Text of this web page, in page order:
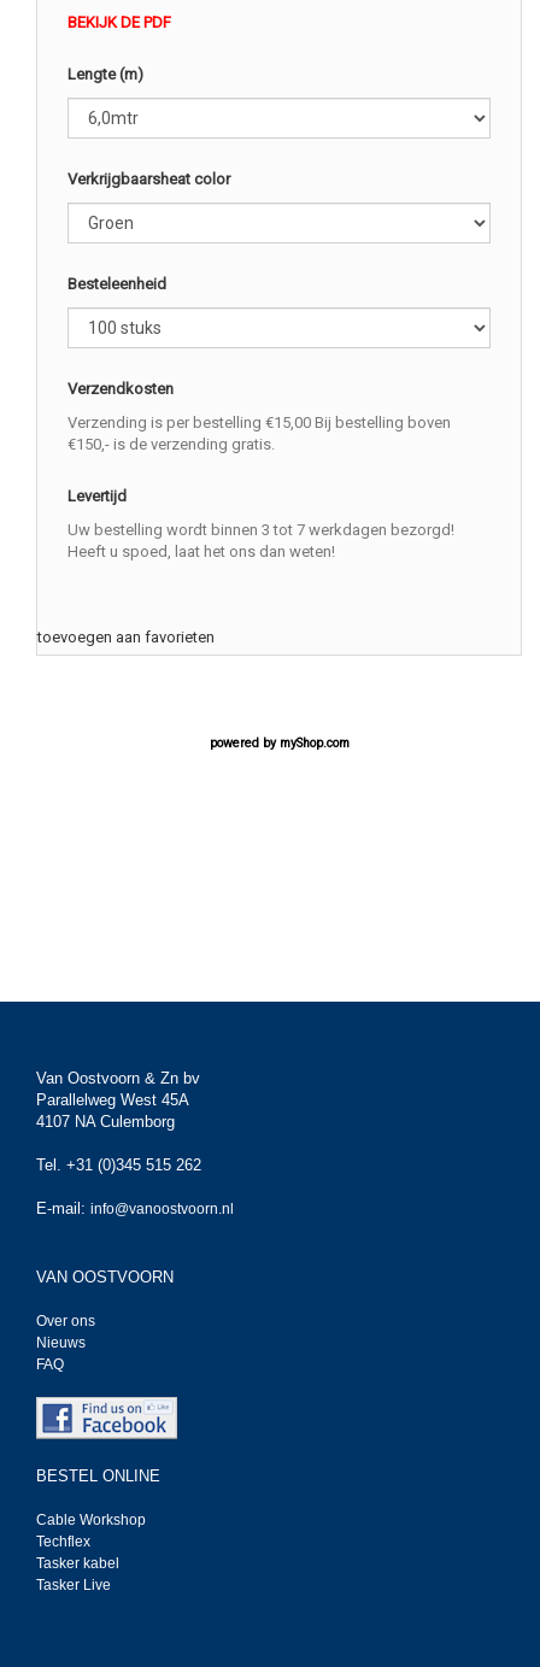
BEKIJK DE PDF
Lengte (m)
Verkrijgbaarsheat color
Besteleenheid
Verzendkosten
Verzending is per bestelling €15,00 Bij bestelling boven
€150,- is de verzending gratis.
Levertijd
Uw bestelling wordt binnen 3 tot 7 werkdagen bezorgd!
Heeft u spoed, laat het ons dan weten!
toevoegen aan favorieten
powered by myShop.com
Van Oostvoorn & Zn bv
Parallelweg West 45A
4107 NA Culemborg
Tel. +31 (0)345 515 262
E-mail: info@vanoostvoorn.nl
VAN OOSTVOORN
Over ons
Nieuws
FAQ
BESTEL ONLINE
Cable Workshop
Techflex
Tasker kabel
Tasker Live